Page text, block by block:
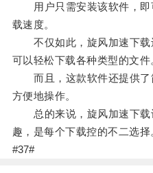
用户只需安装该软件，即
载速度。
不仅如此，旋风加速下载
可以轻松下载各种类型的文件
而且，这款软件还提供了
方便地操作。
总的来说，旋风加速下载
趣，是每个下载控的不二选择
#37#